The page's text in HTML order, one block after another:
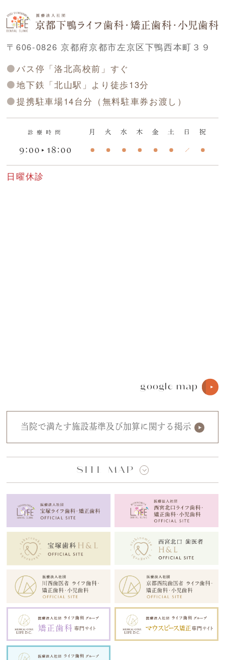
〒606-0826 京都府京都市左京区下鴨西本町３９
バス停「洛北高校前」すぐ
地下鉄「北山駅」より徒歩13分
提携駐車場14台分（無料駐車券お渡し）
日曜休診
google map
当院で満たす施設基準及び加算に関する掲示
SITE MAP